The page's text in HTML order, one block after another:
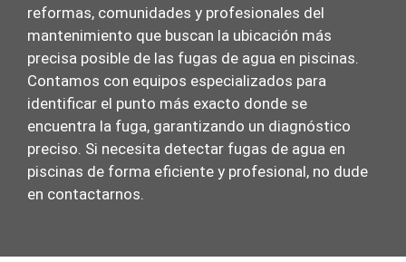
reformas, comunidades y profesionales del
mantenimiento que buscan la ubicación más
precisa posible de las fugas de agua en piscinas.
Contamos con equipos especializados para
identificar el punto más exacto donde se
encuentra la fuga, garantizando un diagnóstico
preciso. Si necesita detectar fugas de agua en
piscinas de forma eficiente y profesional, no dude
en contactarnos.